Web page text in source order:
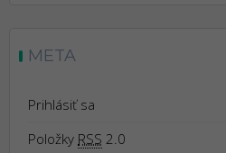
META
Prihlásiť sa
Položky RSS 2.0